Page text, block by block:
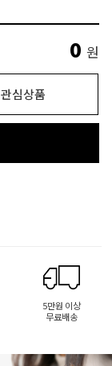
0 원
관심상품
5만원 이상
무료배송